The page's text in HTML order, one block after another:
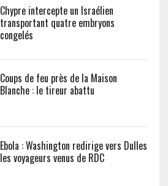
Chypre intercepte un Israélien
transportant quatre embryons
congelés
Coups de feu près de la Maison
Blanche : le tireur abattu
Ebola : Washington redirige vers Dulles
les voyageurs venus de RDC